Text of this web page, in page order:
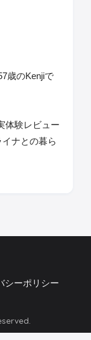
歳のKenjiで
体験レビュー
ナとの暮ら
シーポリシー